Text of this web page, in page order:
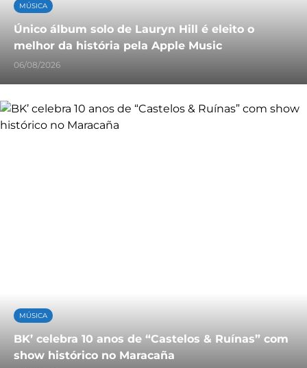
MÚSICA
Único álbum solo de Lauryn Hill é eleito o
melhor da história pela Apple Music
06/08/2026
MÚSICA
BK’ celebra 10 anos de “Castelos & Ruínas” com
show histórico no Maracaña